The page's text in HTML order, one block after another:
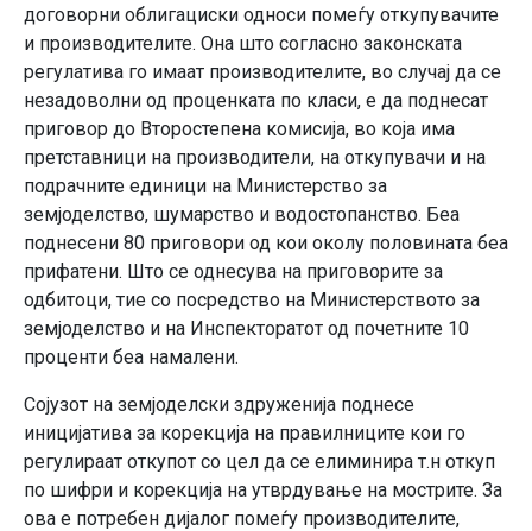
договорни облигациски односи помеѓу откупувачите
и производителите. Она што согласно законската
регулатива го имаат производителите, во случај да се
незадоволни од проценката по класи, е да поднесат
приговор до Второстепена комисија, во која има
претставници на производители, на откупувачи и на
подрачните единици на Министерство за
земјоделство, шумарство и водостопанство. Беа
поднесени 80 приговори од кои околу половината беа
прифатени. Што се однесува на приговорите за
одбитоци, тие со посредство на Министерството за
земјоделство и на Инспекторатот од почетните 10
проценти беа намалени.
Сојузот на земјоделски здруженија поднесе
иницијатива за корекција на правилниците кои го
регулираат откупот со цел да се елиминира т.н откуп
по шифри и корекција на утврдување на мострите. За
ова е потребен дијалог помеѓу производителите,